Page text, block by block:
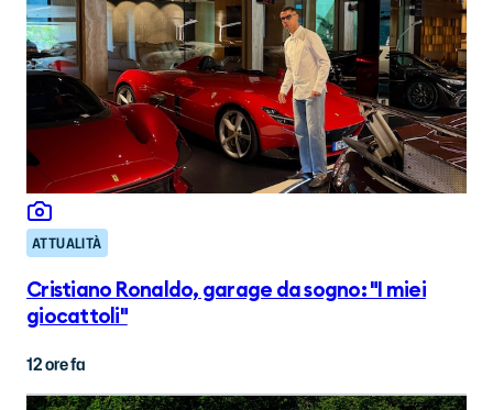
ATTUALITÀ
Cristiano Ronaldo, garage da sogno: "I miei
giocattoli"
12 ore fa